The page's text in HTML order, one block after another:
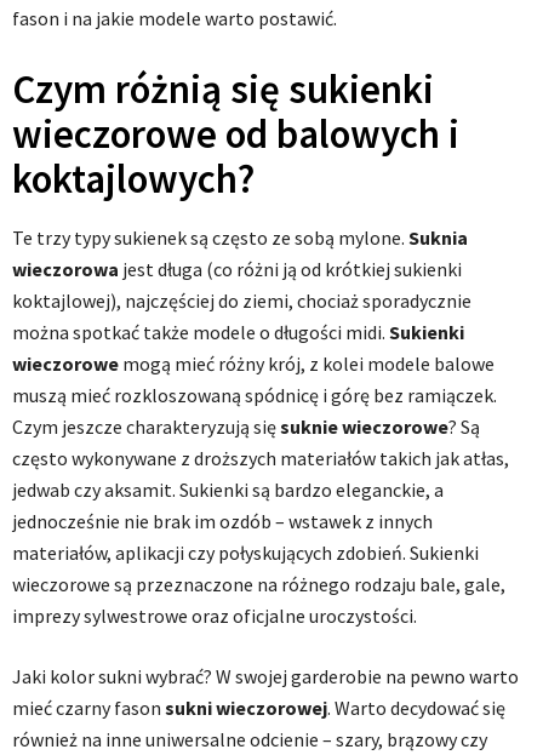
fason i na jakie modele warto postawić.
Czym różnią się sukienki
wieczorowe od balowych i
koktajlowych?
Te trzy typy sukienek są często ze sobą mylone. Suknia
wieczorowa jest długa (co różni ją od krótkiej sukienki
koktajlowej), najczęściej do ziemi, chociaż sporadycznie
można spotkać także modele o długości midi. Sukienki
wieczorowe mogą mieć różny krój, z kolei modele balowe
muszą mieć rozkloszowaną spódnicę i górę bez ramiączek.
Czym jeszcze charakteryzują sięsuknie wieczorowe? Są
często wykonywane z droższych materiałów takich jak atłas,
jedwab czy aksamit. Sukienki są bardzo eleganckie, a
jednocześnie nie brak im ozdób – wstawek z innych
materiałów, aplikacji czy połyskujących zdobień. Sukienki
wieczorowe są przeznaczone na różnego rodzaju bale, gale,
imprezy sylwestrowe oraz oficjalne uroczystości.
Jaki kolor sukni wybrać? W swojej garderobie na pewno warto
mieć czarny fason sukni wieczorowej. Warto decydować się
również na inne uniwersalne odcienie – szary, brązowy czy